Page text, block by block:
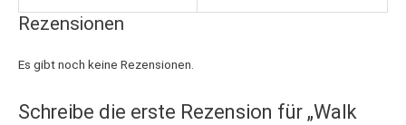
Rezensionen
Es gibt noch keine Rezensionen.
Schreibe die erste Rezension für „Walk